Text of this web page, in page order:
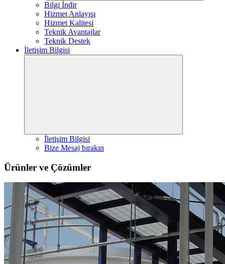
Bilgi İndir
Hizmet Anlayışı
Hizmet Kalitesi
Teknik Avantajlar
Teknik Destek
İletişim Bilgisi
İletişim Bilgisi
Bize Mesaj bırakın
Ürünler ve Çözümler